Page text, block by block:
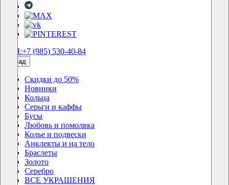
ТЕЛ:+7 (985) 530-40-84
назад
Скидки до 50%
Новинки
Кольца
Серьги и каффы
Бусы
Любовь и помолвка
Колье и подвески
Анклекты и на тело
Браслеты
Золото
Серебро
ВСЕ УКРАШЕНИЯ